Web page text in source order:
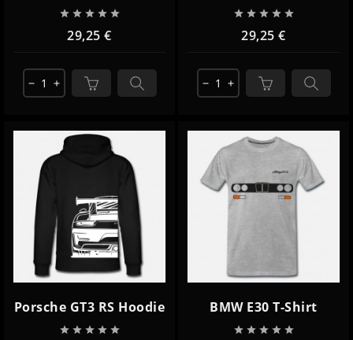
    
29,25 €
remove add
    
29,25 €
remove add
Porsche GT3 RS Hoodie
    
BMW E30 T-Shirt
    